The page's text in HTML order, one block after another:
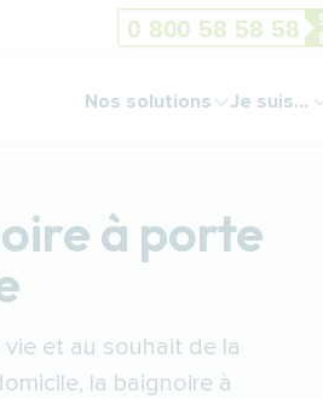
Nos solutions Je suis...
à porte
vie et au souhait de la
la baignoire à